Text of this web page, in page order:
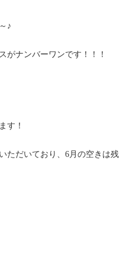
♪
がナンバーワンです！！！
す！
ただいており、6月の空きは残